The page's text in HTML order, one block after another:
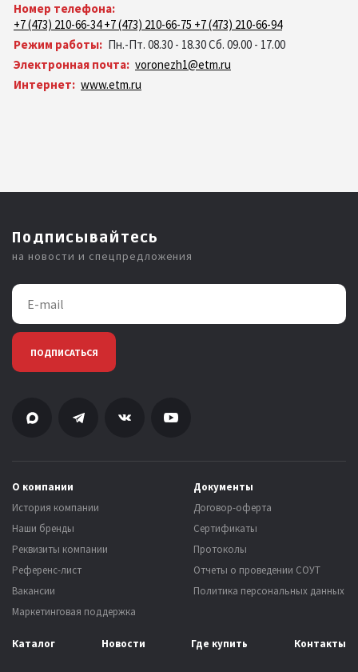
Номер телефона:
+7 (473) 210-66-34 +7 (473) 210-66-75 +7 (473) 210-66-94
Режим работы: Пн.-Пт. 08.30 - 18.30 Сб. 09.00 - 17.00
Электронная почта: voronezh1@etm.ru
Интернет: www.etm.ru
Подписывайтесь
на новости и спецпредложения
ПОДПИСАТЬСЯ
О компании
История компании
Наши бренды
Реквизиты компании
Референс-лист
Вакансии
Маркетинговая поддержка
Документы
Договор-оферта
Сертификаты
Протоколы
Отчеты о проведении СОУТ
Политика персональных данных
Каталог Новости Где купить Контакты